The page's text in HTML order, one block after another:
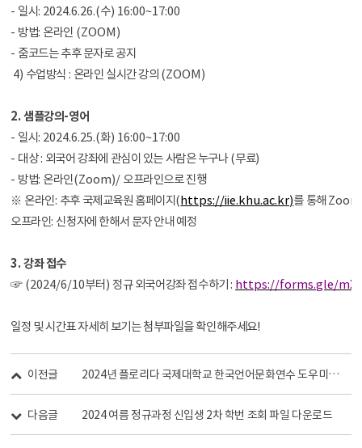
- 일시: 2024.6.26.(수) 16:00~17:00
- 방법: 온라인 (ZOOM)
- 줌코드는 추후 문자로 공지
4) 수업방식: 온라인 실시간 강의(ZOOM)
2.샘플강의-영어
- 일시: 2024.6.25.(화) 16:00~17:00
- 대상: 외국어 강좌에 관심이 있는 사람은 누구나(무료)
- 방법: 온라인(Zoom)/오프라인으로 진행
※ 온라인: 추후 국제교육원 홈페이지(https://iie.khu.ac.kr)를 통해
오프라인: 신청자에 한해서 문자 안내 예정
3.강좌 접수
☞ (2024/6/10부터)정규 외국어강좌 접수하기: https://forms.gle/
일정 및 시간표 자세히 보기는 첨부파일을 확인해주세요!
이전글 2024년 플로리다 국제대학교 한국언어문화연수 도우미 모집 공고
다음글 2024 여름 정규과정 신입생 2차 학번 조회 파일 다운로드